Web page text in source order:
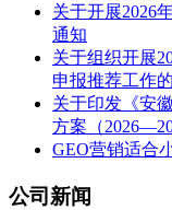
关于开展2026
通知
关于组织开展
申报推荐工作
关于印发《安
方案（
GEO营销适合
公司新闻